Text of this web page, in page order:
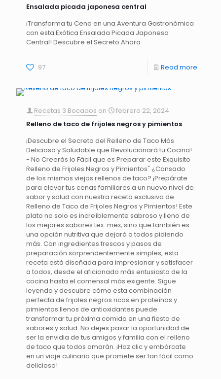
Ensalada picada japonesa central
¡Transforma tu Cena en una Aventura Gastronómica
con esta Exótica Ensalada Picada Japonesa
Central! Descubre el Secreto Ahora
97 Read more
Recetas 3 Bocados on
febrero 22, 2024
Relleno de taco de frijoles negros y pimientos
¡Descubre el Secreto del Relleno de Taco Más
Delicioso y Saludable que Revolucionará tu Cocina!
- No Creerás lo Fácil que es Preparar este Exquisito
Relleno de Frijoles Negros y Pimientos" ¿Cansado
de los mismos viejos rellenos de taco? ¡Prepárate
para elevar tus cenas familiares a un nuevo nivel de
sabor y salud con nuestra receta exclusiva de
Relleno de Taco de Frijoles Negros y Pimientos! Este
plato no solo es increíblemente sabroso y lleno de
los mejores sabores tex-mex, sino que también es
una opción nutritiva que dejará a todos pidiendo
más. Con ingredientes frescos y pasos de
preparación sorprendentemente simples, esta
receta está diseñada para impresionar y satisfacer
a todos, desde el aficionado más entusiasta de la
cocina hasta el comensal más exigente. Sigue
leyendo y descubre cómo esta combinación
perfecta de frijoles negros ricos en proteínas y
pimientos llenos de antioxidantes puede
transformar tu próxima comida en una fiesta de
sabores y salud. No dejes pasar la oportunidad de
ser la envidia de tus amigos y familia con el relleno
de taco que todos amarán. ¡Haz clic y embárcate
en un viaje culinario que promete ser tan fácil como
delicioso!